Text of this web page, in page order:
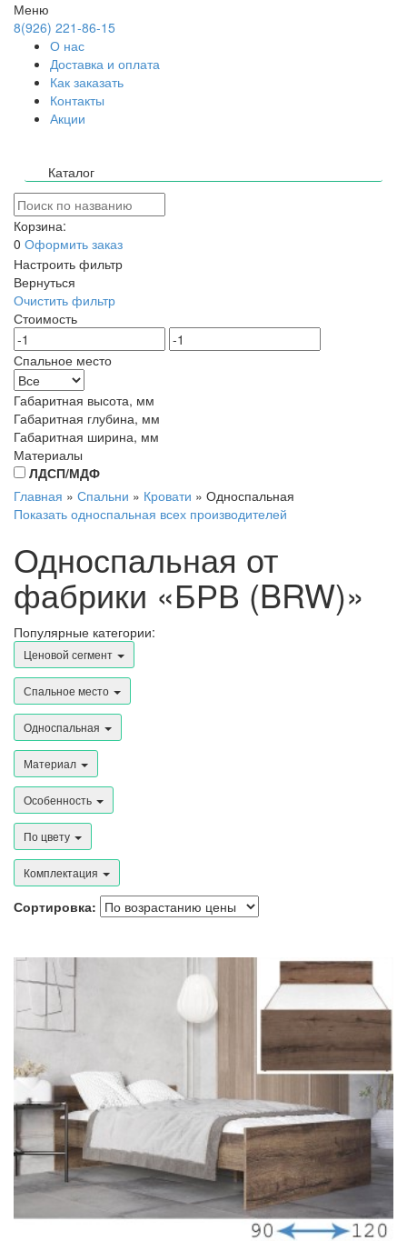
Меню
8(926) 221-86-15
О нас
Доставка и оплата
Как заказать
Контакты
Акции
Каталог
Корзина:
0 Оформить заказ
Настроить фильтр
Вернуться
Очистить фильтр
Стоимость
Спальное место
Габаритная высота, мм
Габаритная глубина, мм
Габаритная ширина, мм
Материалы
ЛДСП/МДФ
Главная » Спальни » Кровати » Односпальная
Показать односпальная всех производителей
Односпальная от
фабрики «БРВ (BRW)»
Популярные категории:
Ценовой сегмент
Спальное место
Односпальная
Материал
Особенность
По цвету
Комплектация
Сортировка: